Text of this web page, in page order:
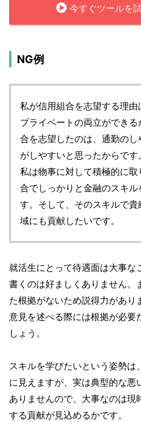
今すぐツールを
NG例
私が信用組合を志望する理
プライベートの両立ができ
合を志望したのは、通勤の
がしやすいと思ったからです。
私は物事に対して積極的に
合でしっかりと金融のスキ
す。そして、そのスキルで
域にも貢献したいです。
就活生にとって待遇面は大事な
書くのは好ましくありません。
た根拠がないため説得力があり
意見を述べる際には根拠が必要
しょう。
スキルを学びたいという姿勢は
に見えますが、実は典型的な悪
ありませんので、大事なのは
する貢献が見込めるかです。